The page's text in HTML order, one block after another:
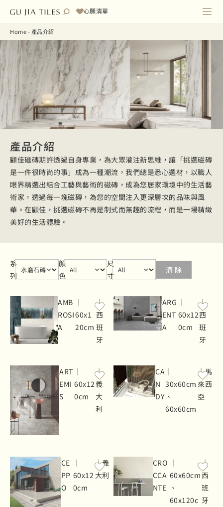
心願清單
Home- 產品介紹
產品介紹
顧佳磁磚期許透過自身專業，為大眾灌注新思維，讓「挑選磁磚
是一件很時尚的事」成為一種潮流，我們總是悉心選材，以職人
眼界精選出結合工藝與藝術的磁磚，成為您居家環境中的生活藝
術家，透過每一塊磁磚，為您的空間注入更深層次的品味與風
華。在顧佳，挑選磁磚不再是制式而無趣的流程，而是一場精緻
美好的生活體驗。
系
列
series
Select content
顏
色
color
Select content
尺
寸
size
Select content
清 除
AMB
ROSI
A
｜
60x1
20cm
｜
西
班
牙
ARG
ENT
A
｜
60x12
0cm
｜
西
班
牙
ART
EMI
S
｜
60x12
0cm
｜
義
大
利
CA
N
DY
｜
30x60cm
、
60x60cm
｜馬
來西
亞
CE
PP
O
｜
60x12
0cm
｜義
大利
CRO
CCA
NTE
｜
60x60cm
、
60x120c
｜
西
班
牙